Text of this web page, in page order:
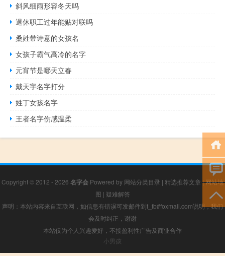
斜风细雨形容冬天吗
退休职工过年能贴对联吗
桑姓带诗意的女孩名
女孩子霸气高冷的名字
元宵节是哪天立春
戴天宇名字打分
姓丁女孩名字
王者名字伤感温柔
Copyright © 2012 - 2026 名字会 Powered by 网站分类目录 | 精选推荐文章 |网站地
图 | 疑难解答
声明：本站内容来自互联网，如信息有错误可发邮件到f_fb#foxmail.com说明，我们
会及时纠正，谢谢
本站仅为个人兴趣爱好，不接盈利性广告及商业合作
小男孩